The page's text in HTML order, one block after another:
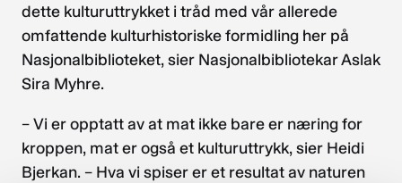
dette kulturuttrykket i tråd med vår allerede
omfattende kulturhistoriske formidling her på
Nasjonalbiblioteket, sier Nasjonalbibliotekar Aslak
Sira Myhre.
– Vi er opptatt av at mat ikke bare er næring for
kroppen, mat er også et kulturuttrykk, sier Heidi
Bjerkan. – Hva vi spiser er et resultat av naturen